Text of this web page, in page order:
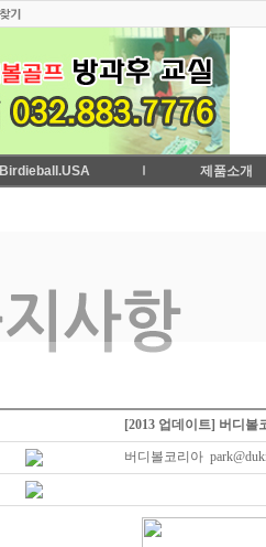
Birdieball.USA 제품소개
[2013 업데이트] 버디볼
버디볼코리아